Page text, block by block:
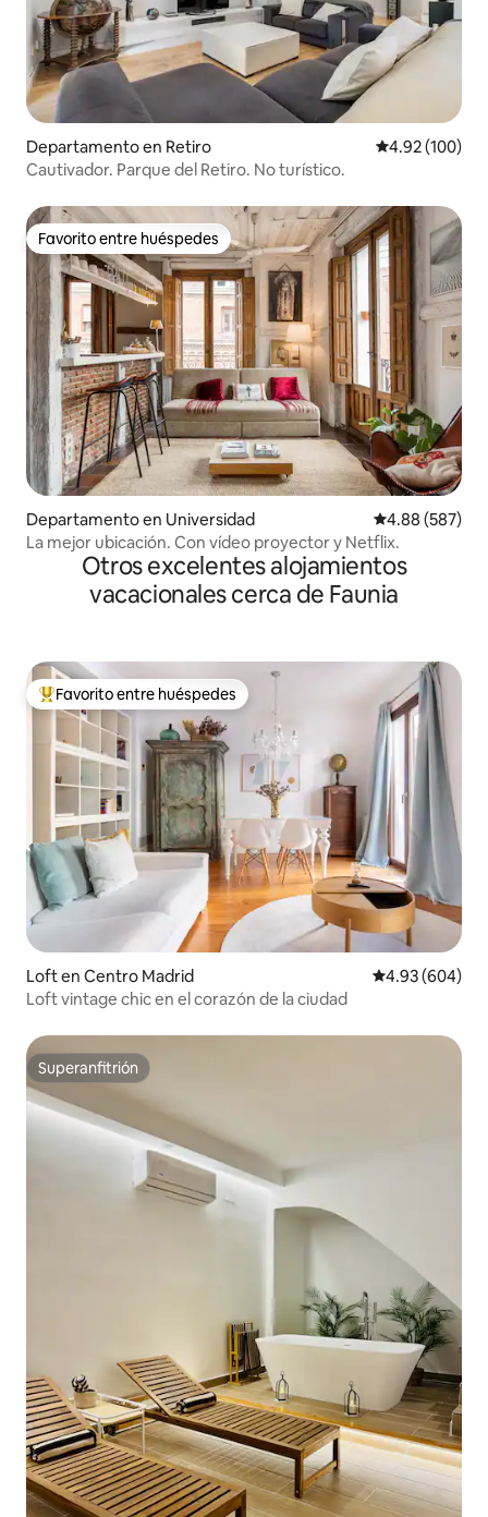
Departamento en Retiro Calificación
4.92 (100)
Cautivador. Parque del Retiro. No turístico.
Favorito entre huéspedes
Favorito entre huéspedes
Departamento en Universidad Calificación
4.88 (587)
La mejor ubicación. Con vídeo proyector y Netflix.
Otros excelentes alojamientos
vacacionales cerca de Faunia
De los mejores en Favorito entre huéspedes
Favorito entre huéspedes
Loft en Centro Madrid Calificación
4.93 (604)
Loft vintage chic en el corazón de la ciudad
Superanfitrión
Superanfitrión